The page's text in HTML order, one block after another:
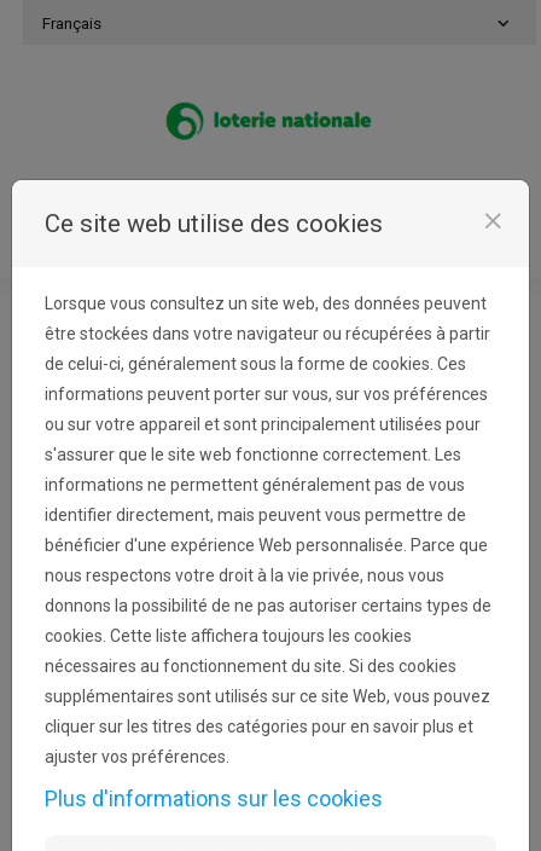
Passer au contenu
Français
Menu
Se connecter
Cookies
Loterie Nationale utilise des cookies afin de
connaître les préférences des visiteurs et
d'optimiser la présentation de ce site. Les
cookies sont de petits fichiers déposés sur
votre disque dur. Ils facilitent la navigation et
permettent de rendre un site très convivial. Les
cookies peuvent être utilisés afin de vérifier si
votre ordinateur a déjà été connecté à nos
pages. Seul le cookie enregistré sur votre
ordinateur est identifié.
Nous utilisons 2 cookies :
Le premier pour stocker votre langue de
Ce site web utilise des cookies close
Lorsque vous consultez un site web, des données peuvent
être stockées dans votre navigateur ou récupérées à partir
de celui-ci, généralement sous la forme de cookies. Ces
informations peuvent porter sur vous, sur vos préférences
ou sur votre appareil et sont principalement utilisées pour
s'assurer que le site web fonctionne correctement. Les
informations ne permettent généralement pas de vous
identifier directement, mais peuvent vous permettre de
bénéficier d'une expérience Web personnalisée. Parce que
nous respectons votre droit à la vie privée, nous vous
donnons la possibilité de ne pas autoriser certains types de
cookies. Cette liste affichera toujours les cookies
nécessaires au fonctionnement du site. Si des cookies
supplémentaires sont utilisés sur ce site Web, vous pouvez
cliquer sur les titres des catégories pour en savoir plus et
ajuster vos préférences.
Plus d'informations sur les cookies